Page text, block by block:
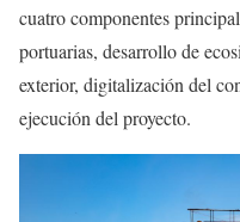
cuatro componentes
portuarias, desarrollo de
exterior, digitalización del
ejecución del proyecto.